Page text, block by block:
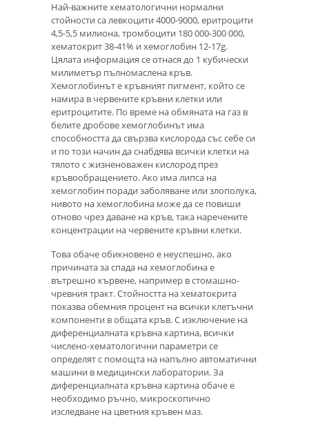
Най-важните хематологични нормални
стойности са левкоцити 4000-9000, еритроцити
4,5-5,5 милиона, тромбоцити 180 000-300 000,
хематокрит 38-41% и хемоглобин 12-17g.
Цялата информация се отнася до 1 кубически
милиметър пълномаслена кръв.
Хемоглобинът е кръвният пигмент, който се
намира в червените кръвни клетки или
еритроцитите. По време на обмяната на газ в
белите дробове хемоглобинът има
способността да свързва кислорода със себе си
и по този начин да снабдява всички клетки на
тялото с жизненоважен кислород през
кръвообращението. Ако има липса на
хемоглобин поради заболяване или злополука,
нивото на хемоглобина може да се повиши
отново чрез даване на кръв, така наречените
концентрации на червените кръвни клетки.
Това обаче обикновено е неуспешно, ако
причината за спада на хемоглобина е
вътрешно кървене, например в стомашно-
чревния тракт. Стойността на хематокрита
показва обемния процент на всички клетъчни
компоненти в общата кръв. С изключение на
диференциалната кръвна картина, всички
числено-хематологични параметри се
определят с помощта на напълно автоматични
машини в медицински лаборатории. За
диференциалната кръвна картина обаче е
необходимо ръчно, микроскопично
изследване на цветния кръвен маз.